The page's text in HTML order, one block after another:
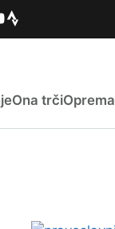
Ona trčiOprema